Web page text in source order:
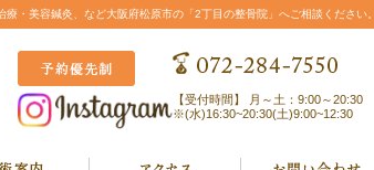
・美容鍼灸、など大阪府松原市の「2丁目の整骨院」へご相談ください。
【受付時間】 月～土：9:00～20:30
※(水)16:30~20:30(土)9:00~12:30